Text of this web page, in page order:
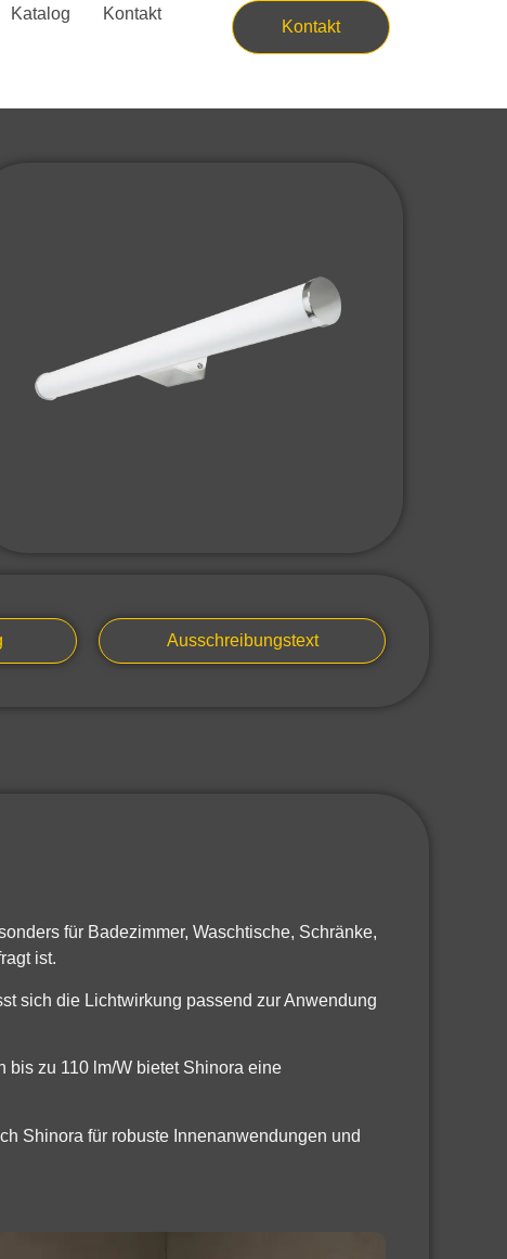
Katalog Kontakt
Kontakt
Ausschreibungstext
für Badezimmer, Waschtische, Schränke,
ist.
sich die Lichtwirkung passend zur Anwendung
bis zu 110 lm/W bietet Shinora eine
Shinora für robuste Innenanwendungen und